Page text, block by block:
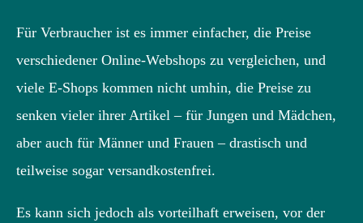
Für Verbraucher ist es immer einfacher, die Preise
verschiedener Online-Webshops zu vergleichen, und
viele E-Shops kommen nicht umhin, die Preise zu
senken vieler ihrer Artikel – für Jungen und Mädchen,
aber auch für Männer und Frauen – drastisch und
teilweise sogar versandkostenfrei.
Es kann sich jedoch als vorteilhaft erweisen, vor der